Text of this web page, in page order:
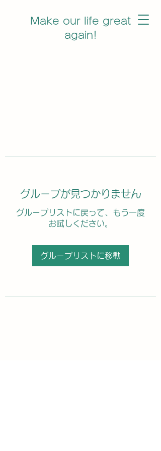
Make our life great
again!
グループが見つかりません
グループリストに戻って、もう一度
お試しください。
グループリストに移動